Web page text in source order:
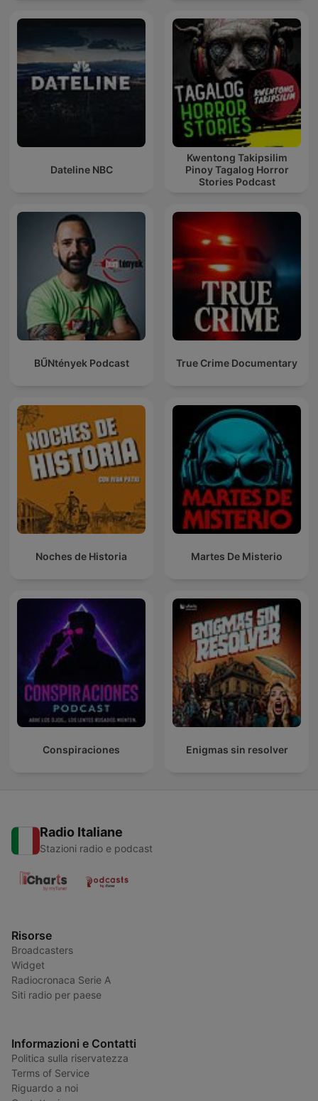
Dateline NBC
Kwentong Takipsilim
Pinoy Tagalog Horror
Stories Podcast
BŰNtények Podcast True Crime Documentary
Noches de Historia Martes De Misterio
Conspiraciones Enigmas sin resolver
Radio Italiane
Stazioni radio e podcast
Risorse
Broadcasters
Widget
Radiocronaca Serie A
Siti radio per paese
Informazioni e Contatti
Politica sulla riservatezza
Terms of Service
Riguardo a noi